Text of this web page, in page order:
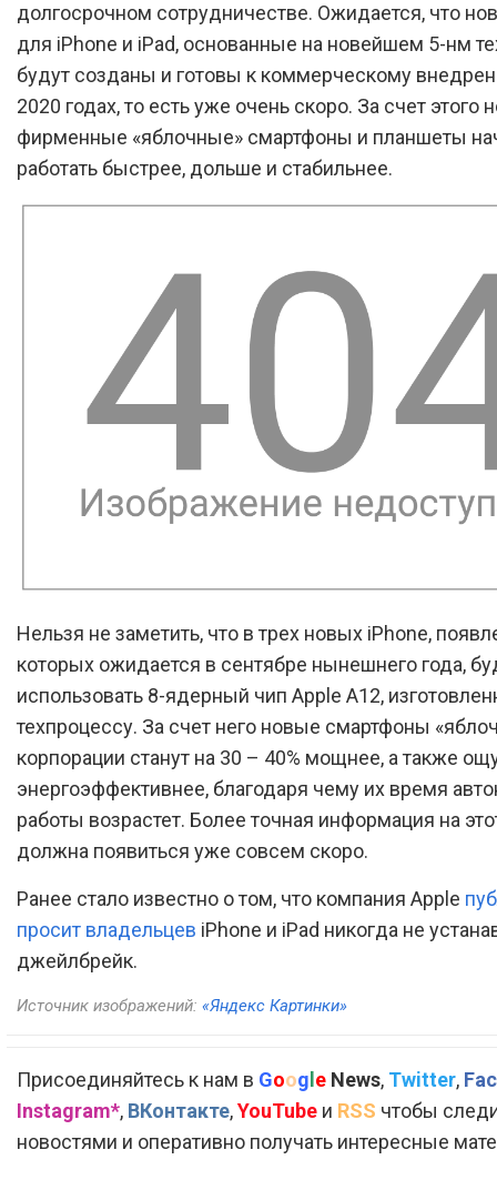
долгосрочном сотрудничестве. Ожидается, что
для iPhone и iPad, основанные на новейшем 5-нм
будут созданы и готовы к коммерческому
2020 годах, то есть уже очень скоро. За счет этого
фирменные «яблочные» смартфоны и планшеты
работать быстрее, дольше и стабильнее.
Нельзя не заметить, что в трех новых iPhone,
которых ожидается в сентябре нынешнего года,
использовать 8-ядерный чип Apple A12,
техпроцессу. За счет него новые смартфоны
корпорации станут на 30 – 40% мощнее, а также
энергоэффективнее, благодаря чему их время
работы возрастет. Более точная информация на
должна появиться уже совсем скоро.
Ранее стало известно о том, что компания Apple
просит владельцев iPhone и iPad никогда не
джейлбрейк.
Источник изображений: «Яндекс Картинки»
Присоединяйтесь к нам в Google News, Twitter,
Instagram*, ВКонтакте,YouTube и RSS чтобы
новостями и оперативно получать интересные